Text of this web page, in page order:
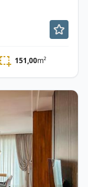
151,00m²